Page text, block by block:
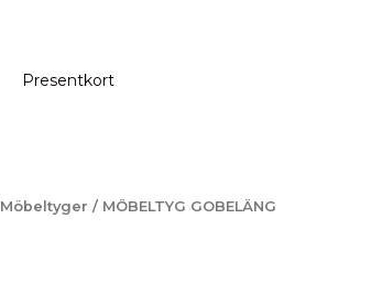
Presentkort
Möbeltyger / MÖBELTYG GOBELÄNG